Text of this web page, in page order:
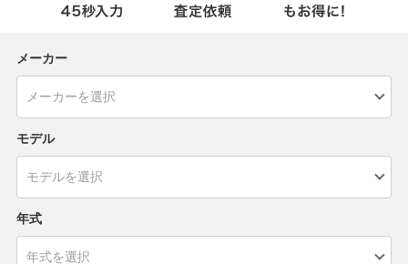
メーカー
モデル
年式